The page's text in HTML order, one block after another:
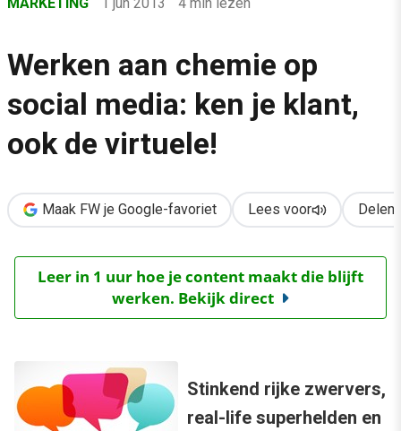
›
›
Marketing
Werken aan chemie op social media: ken je klant, ook de
MARKETING 1 jun 2013 4 min lezen
Werken aan chemie op
social media: ken je klant,
ook de virtuele!
Maak FW je Google-favoriet Lees voor Delen
Leer in 1 uur hoe je content maakt die blijft
werken. Bekijk direct
Stinkend rijke zwervers,
real-life superhelden en